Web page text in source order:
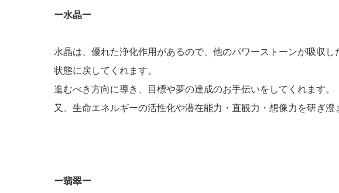
ー水晶ー
水晶は、優れた浄化作用があるので、他のパワーストーンが吸収
状態に戻してくれます。
進むべき方向に導き、目標や夢の達成のお手伝いをしてくれます。
又、生命エネルギーの活性化や潜在能力・直観力・想像力を研ぎ澄
ー翡翠ー